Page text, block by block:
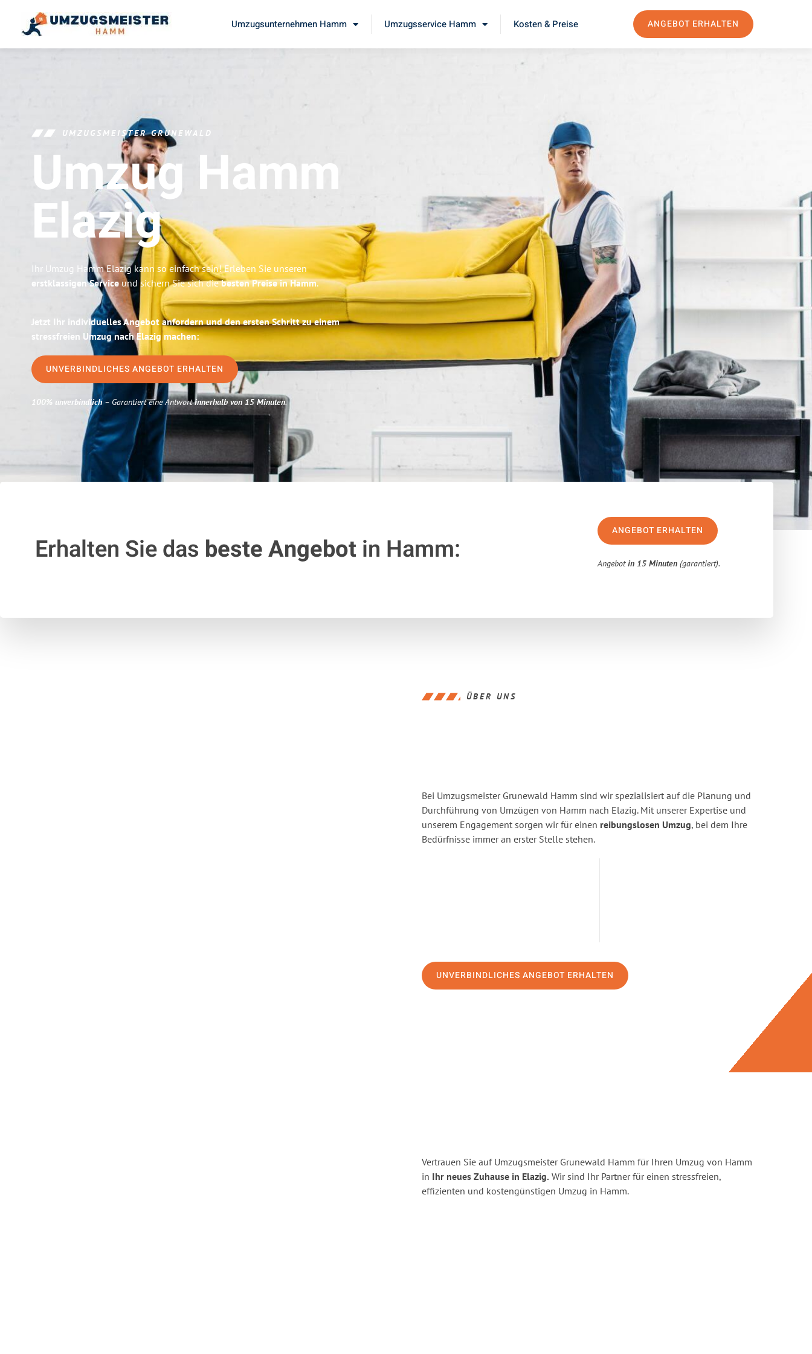
Umzugsunternehmen Hamm Umzugsservice Hamm Kosten & Preise ANGEBOT ERHALTEN
UMZUGSMEISTER GRUNEWALD
Umzug Hamm
Elazig
Ihr Umzug Hamm Elazig kann so einfach sein! Erleben Sie unseren
erstklassigen Service und sichern Sie sich diebesten Preise in Hamm.
Jetzt Ihr individuelles Angebot anfordern und den ersten Schritt zu einem
stressfreien Umzug nach Elazig machen:
UNVERBINDLICHES ANGEBOT ERHALTEN
100% unverbindlich– Garantiert eine Antwortinnerhalb von 15 Minuten.
Erhalten Sie das beste Angebotin Hamm:
ANGEBOT ERHALTEN
Angebotin 15 Minuten (garantiert).
ÜBER UNS
Bei Umzugsmeister Grunewald Hamm sind wir spezialisiert auf die Planung und
Durchführung von Umzügen von Hamm nach Elazig. Mit unserer Expertise und
unserem Engagement sorgen wir für einen reibungslosen Umzug, bei dem Ihre
Bedürfnisse immer an erster Stelle stehen.
UNVERBINDLICHES ANGEBOT ERHALTEN
Vertrauen Sie auf Umzugsmeister Grunewald Hamm für Ihren Umzug von Hamm
in Ihr neues Zuhause in Elazig. Wir sind Ihr Partner für einen stressfreien,
effizienten und kostengünstigen Umzug in Hamm.